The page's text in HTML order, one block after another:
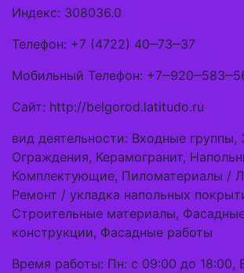
Индекс: 308036.0
Телефон: +7 (4722) 40‒73‒37
Мобильный Телефон:
Сайт: http://belgorod.latitudo.ru
вид деятельности: Входные
Ограждения, Керамогранит,
Комплектующие, Пиломатериалы /
Ремонт / укладка напольных
Строительные материалы,
конструкции, Фасадные работы
Время работы: Пн: с 09:00 до 18:00,